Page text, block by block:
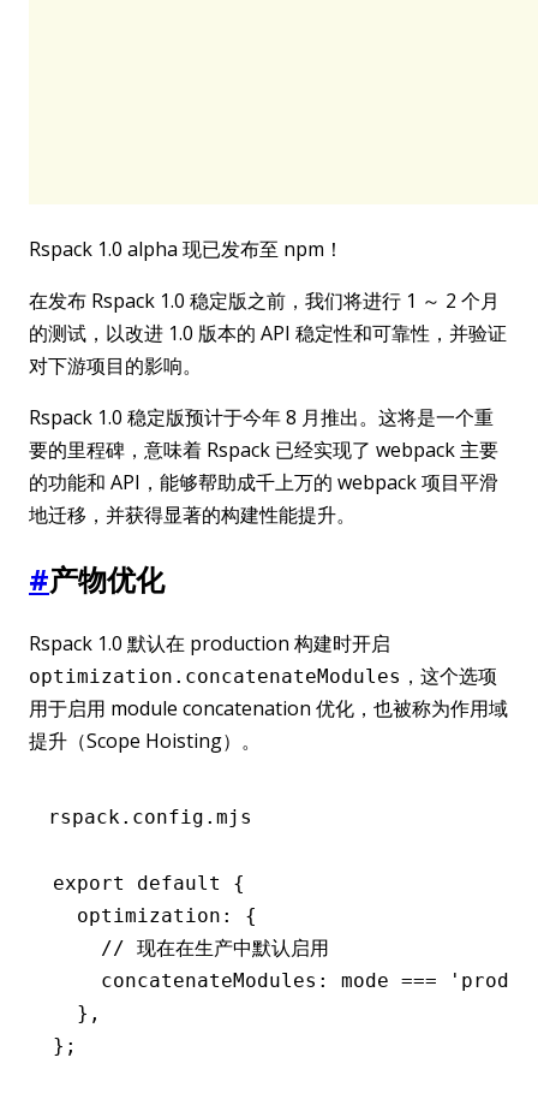
Rspack 1.0 alpha 现已发布至 npm！
在发布 Rspack 1.0 稳定版之前，我们将进行 1 ～ 2 个月
的测试，以改进 1.0 版本的 API 稳定性和可靠性，并验证
对下游项目的影响。
Rspack 1.0 稳定版预计于今年 8 月推出。这将是一个重
要的里程碑，意味着 Rspack 已经实现了 webpack 主要
的功能和 API，能够帮助成千上万的 webpack 项目平滑
地迁移，并获得显著的构建性能提升。
#产物优化
Rspack 1.0 默认在 production 构建时开启
optimization.concatenateModules ，这个选项
用于启用 module concatenation 优化，也被称为作用域
提升（Scope Hoisting）。
rspack.config.mjs
export default
{
  optimization
:
{
    // 现在在生产中默认启用
    concatenateModules
: mode ===
  }
,
};